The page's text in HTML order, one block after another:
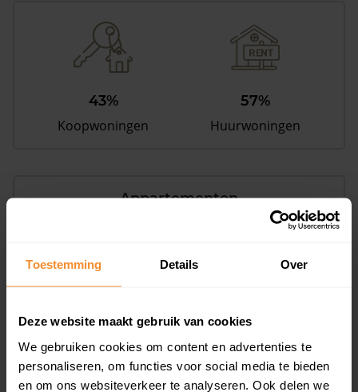
Toestemming Details Over
Deze website maakt gebruik van cookies
We gebruiken cookies om content en advertenties te
personaliseren, om functies voor social media te bieden
en om ons websiteverkeer te analyseren. Ook delen we
43%
Koopwoningen
57%
Huurwoningen
Appartementen
aandeel van totale woningen